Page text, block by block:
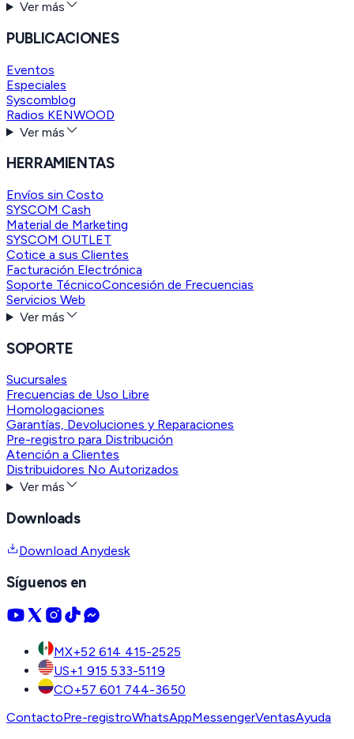
Ver más
PUBLICACIONES
Eventos
Especiales
Syscomblog
Radios KENWOOD
Ver más
HERRAMIENTAS
Envíos sin Costo
SYSCOM Cash
Material de Marketing
SYSCOM OUTLET
Cotice a sus Clientes
Facturación Electrónica
Soporte TécnicoConcesión de Frecuencias
Servicios Web
Ver más
SOPORTE
Sucursales
Frecuencias de Uso Libre
Homologaciones
Garantías, Devoluciones y Reparaciones
Pre-registro para Distribución
Atención a Clientes
Distribuidores No Autorizados
Ver más
Downloads
Download Anydesk
Síguenos en
MX+52 614 415-2525
US+1 915 533-5119
CO+57 601 744-3650
ContactoPre-registroWhatsAppMessengerVentasAyuda